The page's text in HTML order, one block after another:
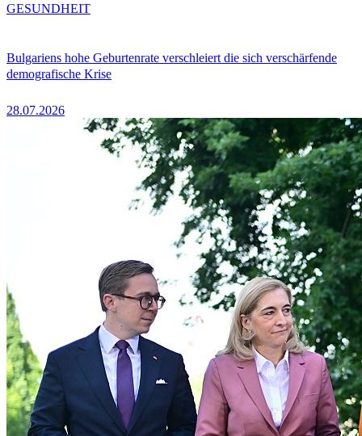
Bulgariens hohe Geburtenrate verschleiert die sich verschärfende
demografische Krise
28.07.2026
GESUNDHEIT